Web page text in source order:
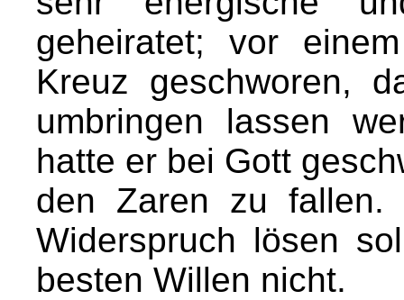
geheiratet; vor
Kreuz geschworen,
umbringen lassen
hatte er bei Gott
den Zaren zu
Widerspruch lösen
besten Willen nicht.